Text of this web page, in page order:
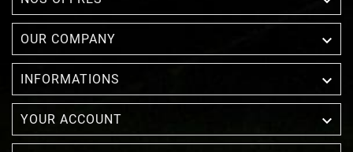
OUR COMPANY 
INFORMATIONS 
YOUR ACCOUNT 